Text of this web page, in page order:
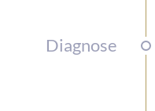
Diagnose